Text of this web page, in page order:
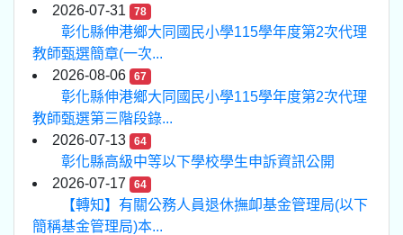
2026-07-31
78
彰化縣伸港鄉大同國民小學115學年度第2次代理
教師甄選簡章(一次...
2026-08-06
67
彰化縣伸港鄉大同國民小學115學年度第2次代理
教師甄選第三階段錄...
2026-07-13
64
彰化縣高級中等以下學校學生申訴資訊公開
2026-07-17
64
【轉知】有關公務人員退休撫卹基金管理局(以下
簡稱基金管理局)本...